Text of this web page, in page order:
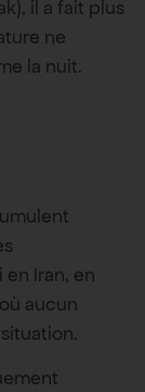
il a fait plus
ne
la nuit.
en Iran, en
aucun